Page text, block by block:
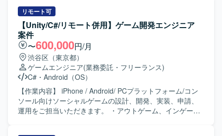
リモート可
【Unity/C#/リモート併用】ゲーム開発エンジニア
案件
〜600,000円/月
渋谷区（東京都）
ゲームエンジニア(業務委託・フリーランス)
C# ・ Android（OS）
【作業内容】 iPhone / Android/ PCプラットフォーム/コン
ソール向けソーシャルゲームの設計、開発、実装、申請、
運用をご担当いただきます。 ・アウトゲーム、インゲーム